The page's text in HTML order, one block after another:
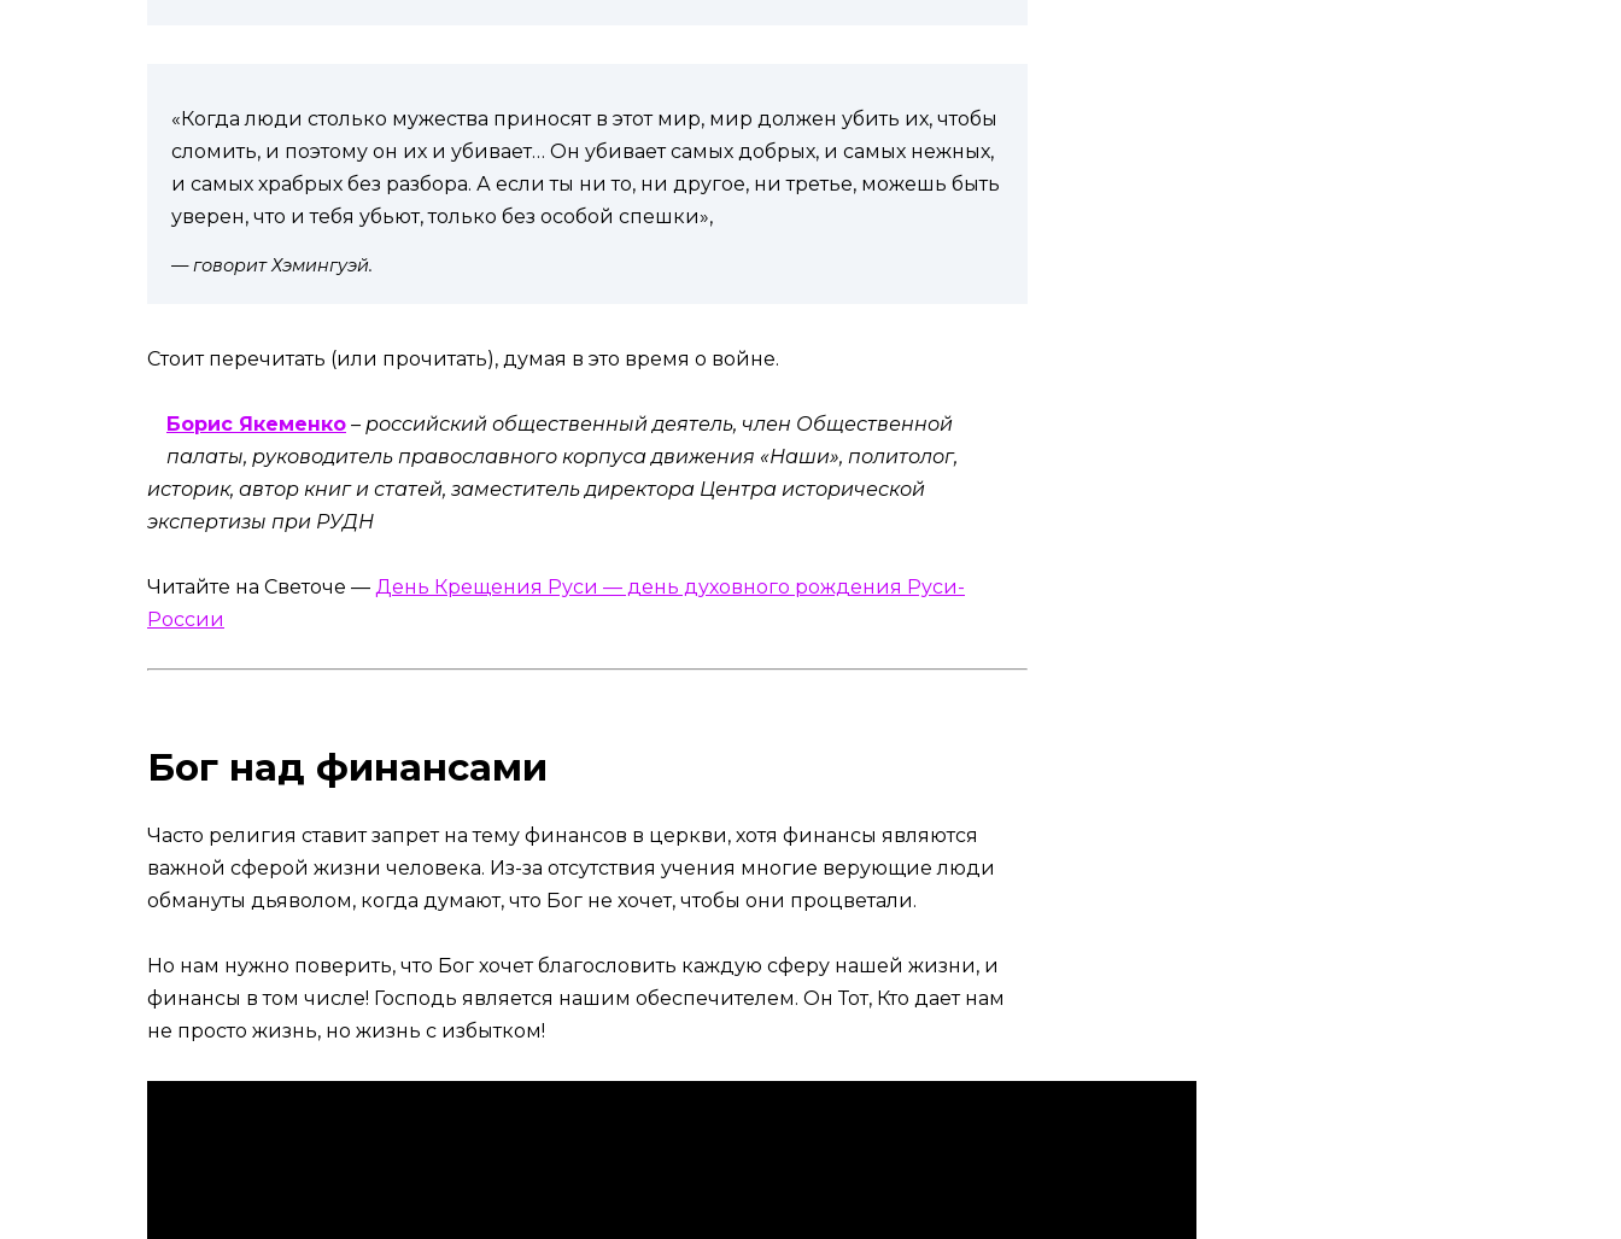
«Когда люди столько мужества приносят в этот мир, мир должен убить их, чтобы
сломить, и поэтому он их и убивает… Он убивает самых добрых, и самых нежных,
и самых храбрых без разбора. А если ты ни то, ни другое, ни третье, можешь быть
уверен, что и тебя убьют, только без особой спешки»,
— говорит Хэмингуэй.
Стоит перечитать (или прочитать), думая в это время о войне.
Борис Якеменко – российский общественный деятель, член Общественной
палаты, руководитель православного корпуса движения «Наши», политолог,
историк, автор книг и статей, заместитель директора Центра исторической
экспертизы при РУДН
Читайте на Светоче — День Крещения Руси — день духовного рождения Руси-
России
Бог над финансами
Часто религия ставит запрет на тему финансов в церкви, хотя финансы являются
важной сферой жизни человека. Из-за отсутствия учения многие верующие люди
обмануты дьяволом, когда думают, что Бог не хочет, чтобы они процветали.
Но нам нужно поверить, что Бог хочет благословить каждую сферу нашей жизни, и
финансы в том числе! Господь является нашим обеспечителем. Он Тот, Кто дает нам
не просто жизнь, но жизнь с избытком!